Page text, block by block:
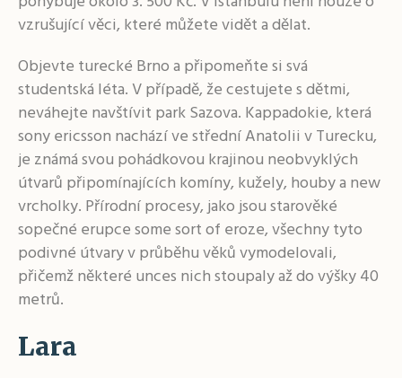
vzrušující věci, které můžete vidět a dělat.
Objevte turecké Brno a připomeňte si svá
studentská léta. V případě, že cestujete s dětmi,
neváhejte navštívit park Sazova. Kappadokie, která
sony ericsson nachází ve střední Anatolii v Turecku,
je známá svou pohádkovou krajinou neobvyklých
útvarů připomínajících komíny, kužely, houby a new
vrcholky. Přírodní procesy, jako jsou starověké
sopečné erupce some sort of eroze, všechny tyto
podivné útvary v průběhu věků vymodelovali,
přičemž některé unces nich stoupaly až do výšky 40
metrů.
Lara